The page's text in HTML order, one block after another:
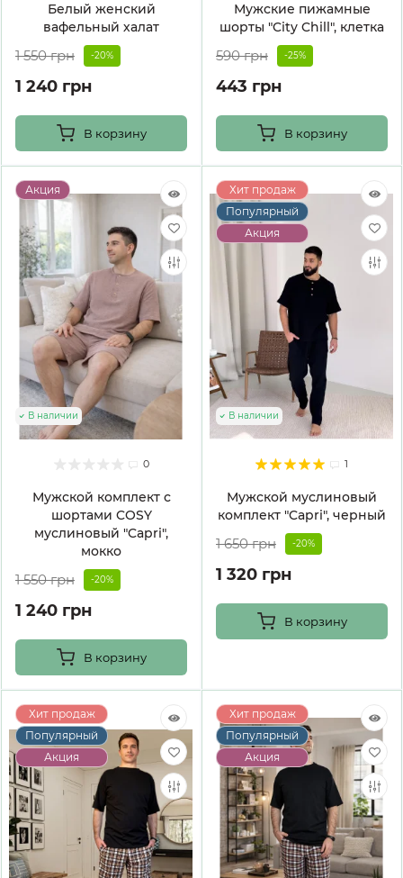
Белый женский
вафельный халат
1 550 грн -20%
1 240 грн
В корзину
Мужские пижамные
шорты "City Chill", клетка
590 грн -25%
443 грн
В корзину
Акция
0
Мужской комплект с
шортами COSY
муслиновый "Capri",
мокко
В наличии
1 550 грн -20%
1 240 грн
В корзину
Хит продаж
Популярный
Акция
1
Мужской муслиновый
комплект "Capri", черный
В наличии
1 650 грн -20%
1 320 грн
В корзину
Хит продаж
Популярный
Акция
Хит продаж
Популярный
Акция